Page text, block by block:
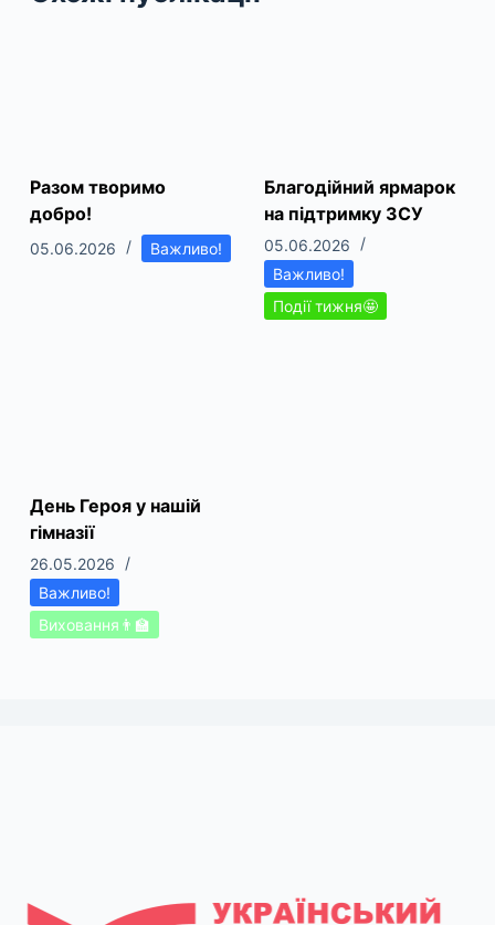
Разом творимо
добро!
05.06.2026 Важливо!
Благодійний ярмарок
на підтримку ЗСУ
05.06.2026
Важливо!
Події тижня🤩
День Героя у нашій
гімназії
26.05.2026
Важливо!
Виховання👨‍🏫